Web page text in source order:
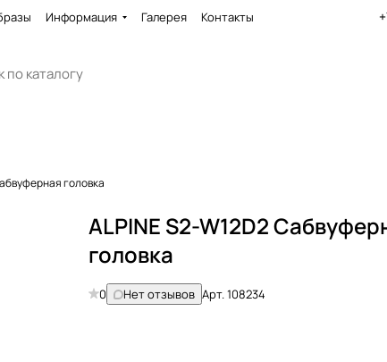
Информация Галерея Контакты
головка
ALPINE S2-W12D2
головка
0 Нет отзывов Арт.108234